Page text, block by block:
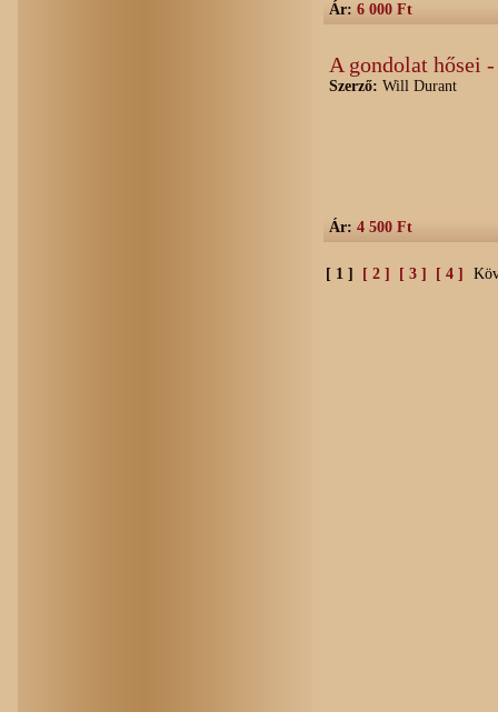
Ár: 6 000 Ft
A gondolat hősei
Szerző: Will Durant
Ár: 4 500 Ft
[ 1 ] [ 2 ] [ 3 ] [ 4 ]